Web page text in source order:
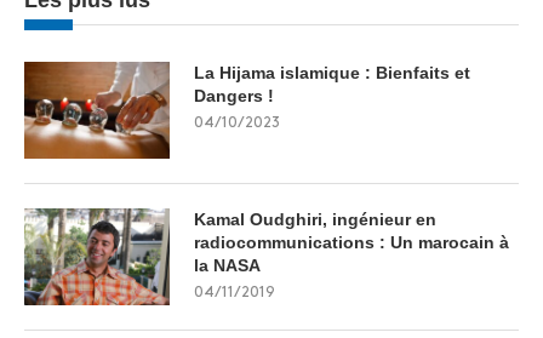
La Hijama islamique : Bienfaits et
Dangers !
04/10/2023
Kamal Oudghiri, ingénieur en
radiocommunications : Un marocain à
la NASA
04/11/2019